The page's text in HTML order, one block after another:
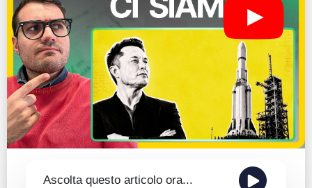
Guide
Quotazioni
Conto IG
Guru Monitor
Stagionalità
Ascolta questo articolo ora...